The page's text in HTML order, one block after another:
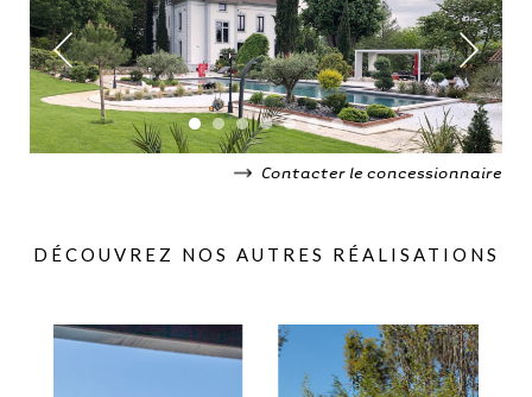
Contacter le concessionnaire
DÉCOUVREZ NOS AUTRES RÉALISATIONS